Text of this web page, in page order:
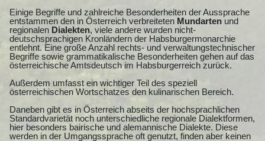
Einige Begriffe und zahlreiche Besonderheiten der Aussprache
entstammen den in Österreich verbreiteten Mundarten und
regionalen Dialekten, viele andere wurden nicht-
deutschsprachigen Kronländern der Habsburgermonarchie
entlehnt. Eine große Anzahl rechts- und verwaltungstechnischer
Begriffe sowie grammatikalische Besonderheiten gehen auf das
österreichische Amtsdeutsch im Habsburgerreich zurück.
Außerdem umfasst ein wichtiger Teil des speziell
österreichischen Wortschatzes den kulinarischen Bereich.
Daneben gibt es in Österreich abseits der hochsprachlichen
Standardvarietät noch unterschiedliche regionale Dialektformen,
hier besonders bairische und alemannische Dialekte. Diese
werden in der Umgangssprache oft genutzt, finden aber keinen